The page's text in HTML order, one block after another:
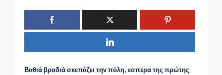
Βαθιά βραδιά σκεπάζει την πόλη, εσπέρα της πρώτης